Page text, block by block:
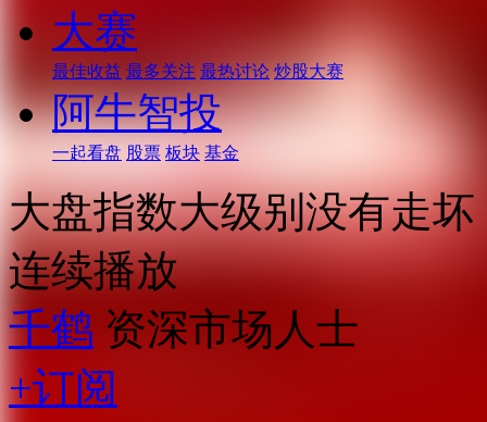
大赛
最佳收益 最多关注 最热讨论 炒股大赛
阿牛智投
一起看盘 股票 板块 基金
大盘指数大级别没有走坏
连续播放
千鹤 资深市场人士
+订阅